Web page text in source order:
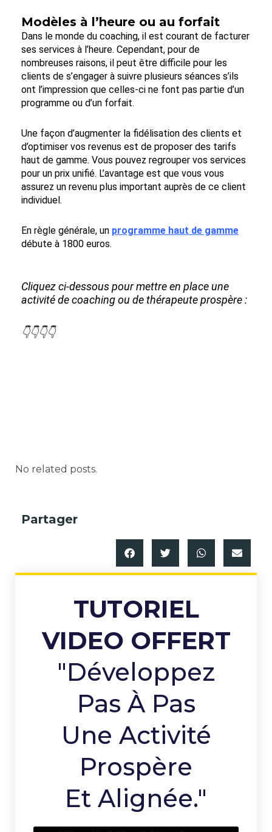
Modèles à l’heure ou au forfait
Dans le monde du coaching, il est courant de facturer
ses services à l’heure. Cependant, pour de
nombreuses raisons, il peut être difficile pour les
clients de s’engager à suivre plusieurs séances s’ils
ont l’impression que celles-ci ne font pas partie d’un
programme ou d’un forfait.
Une façon d’augmenter la fidélisation des clients et
d’optimiser vos revenus est de proposer des tarifs
haut de gamme. Vous pouvez regrouper vos services
pour un prix unifié. L’avantage est que vous vous
assurez un revenu plus important auprès de ce client
individuel.
En règle générale, un programme haut de gamme
débute à 1800 euros.
Cliquez ci-dessous pour mettre en place une
activité de coaching ou de thérapeute prospère :
👇👇👇👇
No related posts.
Partager
TUTORIEL
VIDEO OFFERT
"Développez
Pas À Pas
Une Activité
Prospère
Et Alignée."